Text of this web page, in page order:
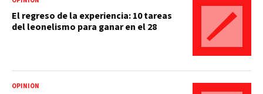
El regreso de la experiencia: 10 tareas
del leonelismo para ganar en el 28
OPINIÓN